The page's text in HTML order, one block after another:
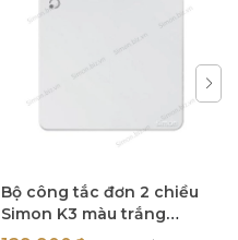
Bộ công tắc đơn 2 chiều
Simon K3 màu trắng
chuẩn đế vuông 571012